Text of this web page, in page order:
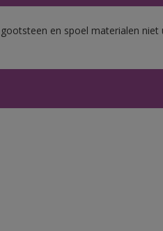
en spoel materialen niet